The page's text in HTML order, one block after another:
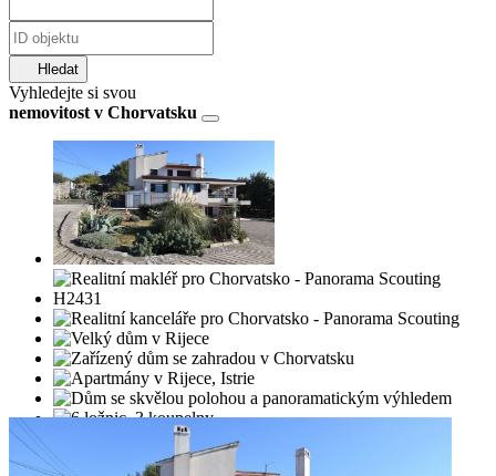
Hledat
Vyhledejte si svou
nemovitost v Chorvatsku